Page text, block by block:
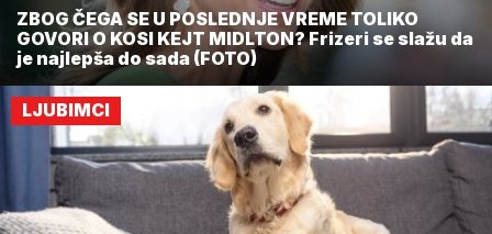
ZBOG ČEGA SE U POSLEDNJE VREME TOLIKO
GOVORI O KOSI KEJT MIDLTON? Frizeri se slažu da
je najlepša do sada (FOTO)
LJUBIMCI